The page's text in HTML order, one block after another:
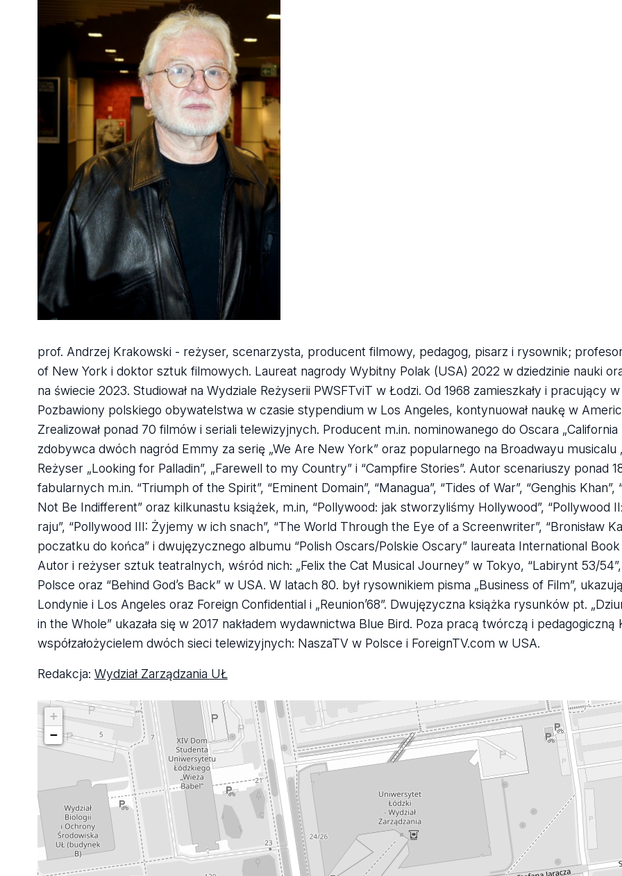
prof. Andrzej Krakowski - reżyser, scenarzysta, producent filmowy, pedagog, pisarz i rysownik;
of New York i doktor sztuk filmowych. Laureat nagrody Wybitny Polak (USA) 2022 w dziedzinie nauki
na świecie 2023. Studiował na Wydziale Reżyserii PWSFTviT w Łodzi. Od 1968 zamieszkały i pracujący
Pozbawiony polskiego obywatelstwa w czasie stypendium w Los Angeles, kontynuował naukę w
Zrealizował ponad 70 filmów i seriali telewizyjnych. Producent m.in. nominowanego do Oscara „California
zdobywca dwóch nagród Emmy za serię „We Are New York” oraz popularnego na Broadwayu musicalu
Reżyser „Looking for Palladin”, „Farewell to my Country” i “Campfire Stories”. Autor scenariuszy ponad
fabularnych m.in. “Triumph of the Spirit”, “Eminent Domain”, “Managua”, “Tides of War”, “Genghis Khan”,
Not Be Indifferent” oraz kilkunastu książek, m.in, “Pollywood: jak stworzyliśmy Hollywood”, “Pollywood
raju”, “Pollywood III: Żyjemy w ich snach”, “The World Through the Eye of a Screenwriter”, “Bronisław
poczatku do końca” i dwujęzycznego albumu “Polish Oscars/Polskie Oscary” laureata International
Autor i reżyser sztuk teatralnych, wśród nich: „Felix the Cat Musical Journey” w Tokyo, “Labirynt 53/54”,
Polsce oraz “Behind God’s Back” w USA. W latach 80. był rysownikiem pisma „Business of Film”,
Londynie i Los Angeles oraz Foreign Confidential i „Reunion’68”. Dwujęzyczna książka rysunków pt.
in the Whole” ukazała się w 2017 nakładem wydawnictwa Blue Bird. Poza pracą twórczą i pedagogiczną
współzałożycielem dwóch sieci telewizyjnych: NaszaTV w Polsce i ForeignTV.com w USA.
Redakcja: Wydział Zarządzania UŁ
+
−